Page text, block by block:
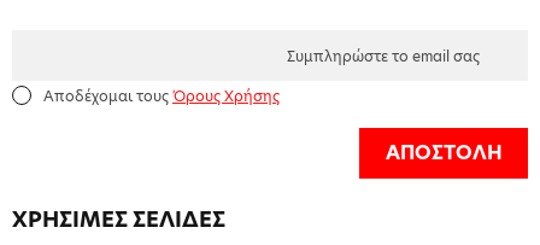
ΧΡΗΣΙΜΕΣ ΣΕΛΙΔΕΣ
Αποδέχομαι τουςΌρους Χρήσης
ΑΠΟΣΤΟΛΗ